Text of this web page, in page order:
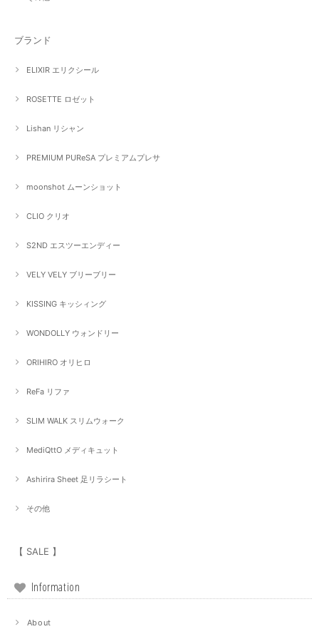
ブランド
ELIXIR エリクシール
ROSETTE ロゼット
Lishan リシャン
PREMIUM PUReSA プレミアムプレサ
moonshot ムーンショット
CLIO クリオ
S2ND エスツーエンディー
VELY VELY ブリーブリー
KISSING キッシィング
WONDOLLY ウォンドリー
ORIHIRO オリヒロ
ReFa リファ
SLIM WALK スリムウォーク
MediQttO メディキュット
Ashirira Sheet 足リラシート
その他
【 SALE 】
Information
About